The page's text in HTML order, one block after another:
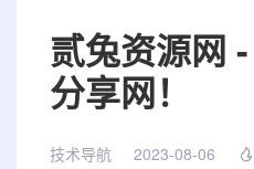
贰兔资源网
分享网！
技术导航 2023-08-06